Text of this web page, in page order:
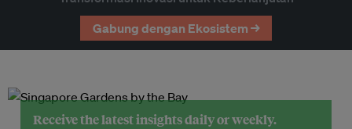
Gabung dengan Ekosistem →
Receive the latest insights daily or weekly.